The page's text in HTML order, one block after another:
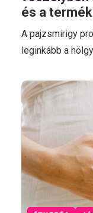
és a
A pajzsmirigy
leginkább a